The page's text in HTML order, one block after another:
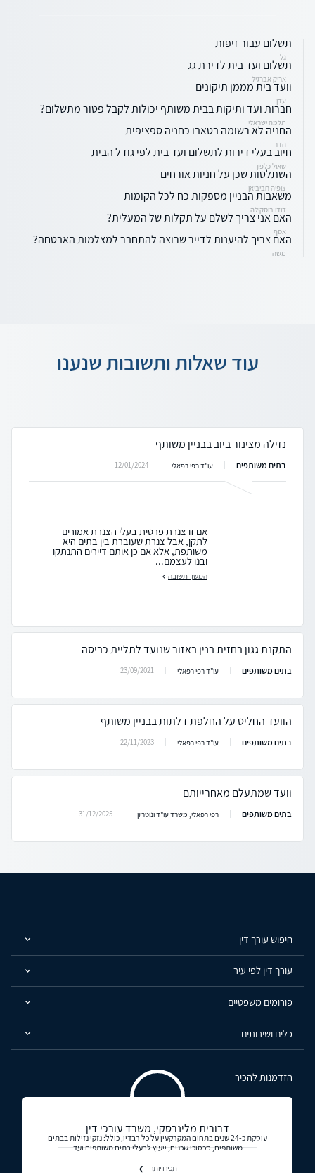
תשלום עבור זיפות
גל
תשלום ועד בית לדירת גג
אריק אברגיל
וועד בית מממן תיקונים
עדן
חברות ועד ותיקות בבית משותף יכולות לקבל פטור מתשלום?
תלמה ישראלי
החניה לא רשומה בטאבו כחניה ספציפית
הדר
חיוב בעלי דירות לתשלום ועד בית לפי גודל הבית
שאול כלפון
השתלטות שכן על חניות אורחים
צופיה חביביאן
משאבות הבניין מספקות כח לכל הקומות
דודו בוסקילה
האם אני צריך לשלם על תקלות של המעלית?
אסף
האם צריך להיענות לדייר שרוצה להתחבר למצלמות האבטחה?
משה
עוד שאלות ותשובות שנענו
נזילה מצינור ביוב בבניין משותף
בתים משותפים עו"ד רפי רפאלי 12/01/2024
אם זו צנרת פרטית בעלי הצנרת אמורים
לתקן, אבל צנרת שעוברת בין בתים היא
משותפת, אלא אם כן אותם דיירים התנתקו
ובנו לעצמם...
המשך תשובה
התקנת גגון בחזית בנין באזור שנועד לתליית כביסה
בתים משותפים עו"ד רפי רפאלי 23/09/2021
הוועד החליט על החלפת דלתות בבניין משותף
בתים משותפים עו"ד רפי רפאלי 22/11/2023
וועד שמתעלם מאחרייותם
בתים משותפים רפי רפאלי, משרד עו"ד ונוטריון 31/12/2025
חיפוש עורך דין
עורך דין לפי עיר
פורומים משפטיים
כלים ושירותים
הזדמנות להכיר
דרורית מלינרסקי, משרד עורכי דין
עוסקת כ-24 שנים בתחום המקרקעין על כל רבדיו, כולל: נזקי נזילות בבתים
משותפים, סכסוכי שכנים, ייעוץ לבעלי בתים משותפים ועד
תכירו יותר